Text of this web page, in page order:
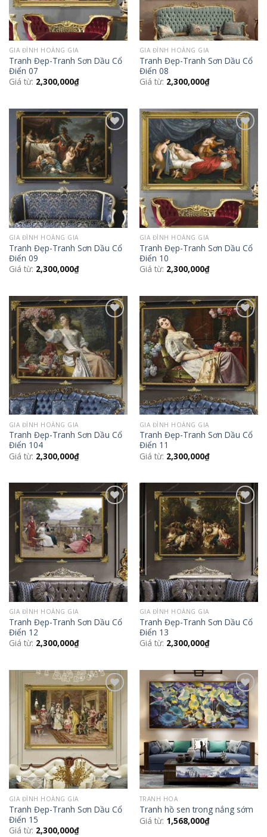
GIA ĐÌNH HOÀNG GIA
Tranh Đẹp-Tranh Sơn Dầu Cổ
Điển 07
Giá từ: 2,300,000₫
GIA ĐÌNH HOÀNG GIA
Tranh Đẹp-Tranh Sơn Dầu Cổ
Điển 08
Giá từ: 2,300,000₫
Add to
Wishlist
GIA ĐÌNH HOÀNG GIA
Tranh Đẹp-Tranh Sơn Dầu Cổ
Điển 09
Giá từ: 2,300,000₫
Add to
Wishlist
GIA ĐÌNH HOÀNG GIA
Tranh Đẹp-Tranh Sơn Dầu Cổ
Điển 10
Giá từ: 2,300,000₫
Add to
Wishlist
GIA ĐÌNH HOÀNG GIA
Tranh Đẹp-Tranh Sơn Dầu Cổ
Điển 104
Giá từ: 2,300,000₫
Add to
Wishlist
GIA ĐÌNH HOÀNG GIA
Tranh Đẹp-Tranh Sơn Dầu Cổ
Điển 11
Giá từ: 2,300,000₫
Add to
Wishlist
GIA ĐÌNH HOÀNG GIA
Tranh Đẹp-Tranh Sơn Dầu Cổ
Điển 12
Giá từ: 2,300,000₫
Add to
Wishlist
GIA ĐÌNH HOÀNG GIA
Tranh Đẹp-Tranh Sơn Dầu Cổ
Điển 13
Giá từ: 2,300,000₫
Add to
Wishlist
GIA ĐÌNH HOÀNG GIA
Tranh Đẹp-Tranh Sơn Dầu Cổ
Điển 15
Giá từ: 2,300,000₫
Add to
Wishlist
TRANH HOA
Tranh hồ sen trong nắng sớm
Giá từ: 1,568,000₫